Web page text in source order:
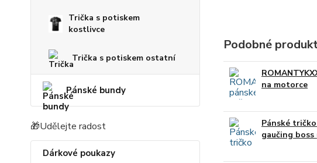
Trička s potiskem
kostlivce
Trička s potiskem ostatní
Pánské bundy
🎁Udělejte radost
Dárkové poukazy
Podobné
na motorce
Pánské
gaučing boss